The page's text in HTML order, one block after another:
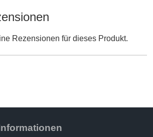
Rezensionen für dieses Produkt.